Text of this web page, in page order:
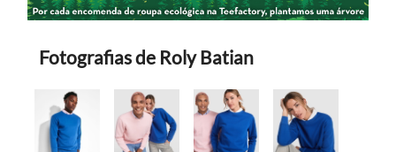
Fotografias de Roly Batian